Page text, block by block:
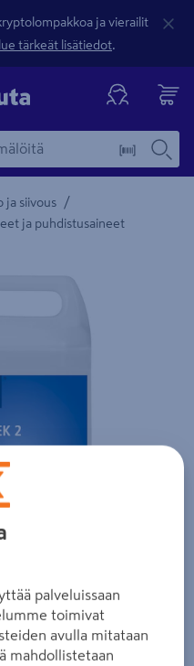
ja vierailit
lue tärkeät lisätiedot.
ja siivous /
ja puhdistusaineet
Tuotteen kuvaus -
palveluissaan
toimivat
avulla mitataan
mahdollistetaan